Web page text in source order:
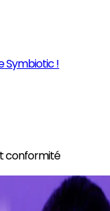
Symbiotic !
conformité